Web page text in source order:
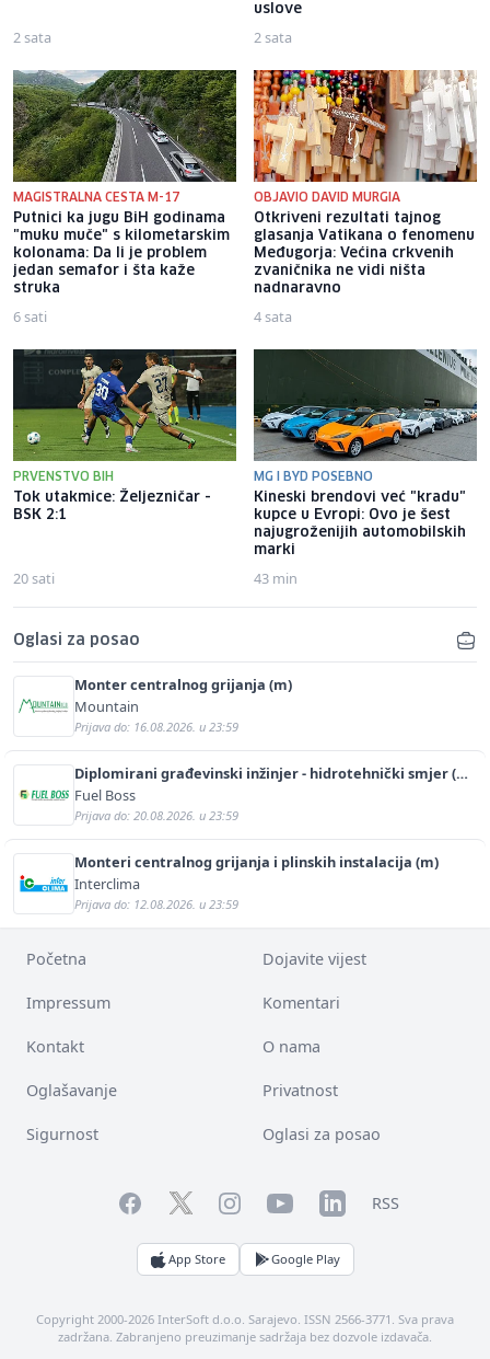
2 sata
uslove
2 sata
MAGISTRALNA CESTA M-17
Putnici ka jugu BiH godinama
"muku muče" s kilometarskim
kolonama: Da li je problem
jedan semafor i šta kaže
struka
6 sati
OBJAVIO DAVID MURGIA
Otkriveni rezultati tajnog
glasanja Vatikana o fenomenu
Međugorja: Većina crkvenih
zvaničnika ne vidi ništa
nadnaravno
4 sata
PRVENSTVO BIH
Tok utakmice: Željezničar -
BSK 2:1
20 sati
MG I BYD POSEBNO
Kineski brendovi već "kradu"
kupce u Evropi: Ovo je šest
najugroženijih automobilskih
marki
43 min
Oglasi za posao
Monter centralnog grijanja (m)
Mountain
Prijava do: 16.08.2026. u 23:59
Diplomirani građevinski inžinjer - hidrotehnički smjer (m/
ž)
Fuel Boss
Prijava do: 20.08.2026. u 23:59
Monteri centralnog grijanja i plinskih instalacija (m)
Interclima
Prijava do: 12.08.2026. u 23:59
Početna Dojavite vijest
Impressum Komentari
Kontakt O nama
Oglašavanje Privatnost
Sigurnost Oglasi za posao
FacebookTwitterInstagramYouTubeLinkedInRSS
App Store Google Play
Copyright 2000-2026 InterSoft d.o.o. Sarajevo. ISSN 2566-3771. Sva prava
zadržana. Zabranjeno preuzimanje sadržaja bez dozvole izdavača.